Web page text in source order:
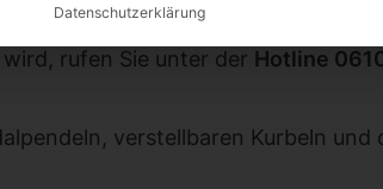
noch nicht in den Onlineshops
rufen Sie unter der Hotline
verstellbaren Kurbeln
Datenschutzerklärung